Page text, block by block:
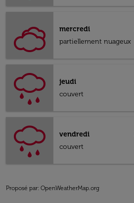
mercredi
partiellement nuageux
jeudi
couvert
vendredi
couvert
Proposé par: OpenWeatherMap.org